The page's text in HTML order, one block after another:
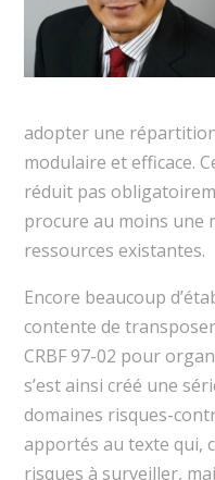
adopter une
modulaire et efficace.
réduit pas
procure au moins une
ressources existantes.
Encore beaucoup
contente de
CRBF 97-02 pour
s’est ainsi créé une
domaines risques-
apportés au texte qui,
risques à surveiller,